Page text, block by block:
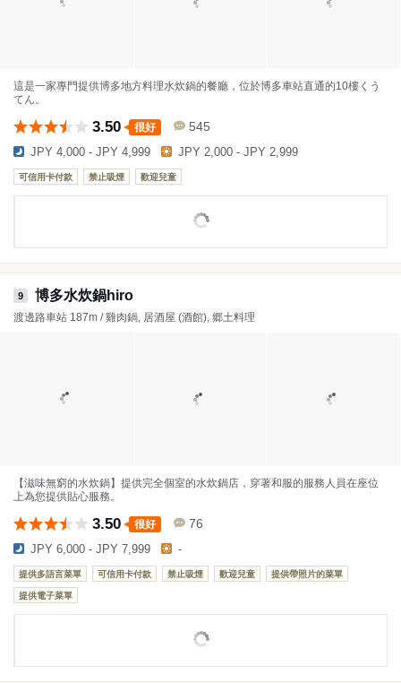
這是一家專門提供博多地方料理水炊鍋的餐廳，位於博多車站直通的10樓くう
てん。
3.50 很好 545
JPY 4,000 - JPY 4,999 JPY 2,000 - JPY 2,999
可信用卡付款 禁止吸煙 歡迎兒童
9 博多水炊鍋hiro
渡邊路車站 187m / 雞肉鍋, 居酒屋 (酒館), 郷土料理
【滋味無窮的水炊鍋】提供完全個室的水炊鍋店，穿著和服的服務人員在座位
上為您提供貼心服務。
3.50 很好 76
JPY 6,000 - JPY 7,999 -
提供多語言菜單 可信用卡付款 禁止吸煙 歡迎兒童 提供帶照片的菜單
提供電子菜單